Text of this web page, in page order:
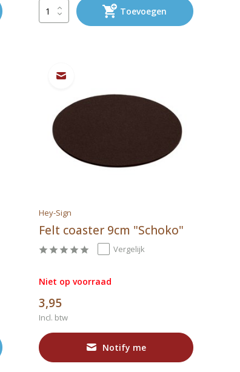
Toevoegen
Hey-Sign
Felt coaster 9cm "Schoko"
Vergelijk
Niet op voorraad
3,95
Incl. btw
Notify me